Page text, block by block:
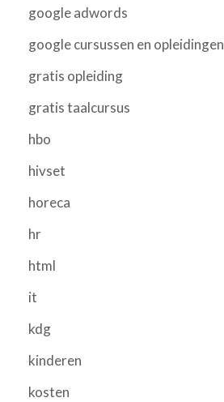
google adwords
google cursussen en opleidingen
gratis opleiding
gratis taalcursus
hbo
hivset
horeca
hr
html
it
kdg
kinderen
kosten